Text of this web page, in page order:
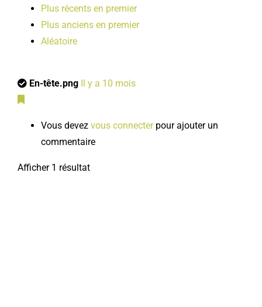
Plus récents en premier
Plus anciens en premier
Aléatoire
En-tête.png Il y a 10 mois
Vous devez vous connecterpour ajouter un
commentaire
Afficher 1 résultat